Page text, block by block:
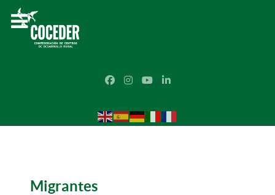
Migrantes